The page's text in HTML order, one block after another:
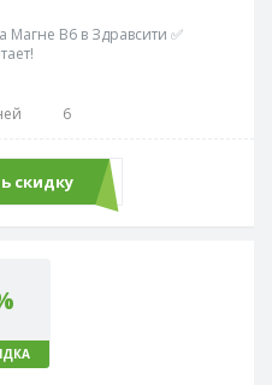
Магне В6 в Здравсити ✅
6
скидку